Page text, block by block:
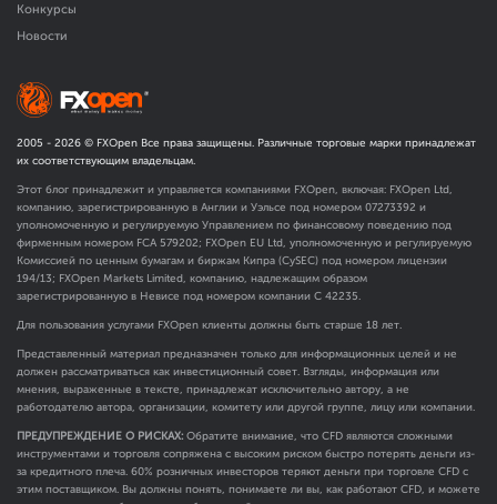
Конкурсы
Новости
2005 - 2026 © FXOpen Все права защищены. Различные торговые марки принадлежат
их соответствующим владельцам.
Этот блог принадлежит и управляется компаниями FXOpen, включая: FXOpen Ltd,
компанию, зарегистрированную в Англии и Уэльсе под номером 07273392 и
уполномоченную и регулируемую Управлением по финансовому поведению под
фирменным номером FCA 579202; FXOpen EU Ltd, уполномоченную и регулируемую
Комиссией по ценным бумагам и биржам Кипра (CySEC) под номером лицензии
194/13; FXOpen Markets Limited, компанию, надлежащим образом
зарегистрированную в Невисе под номером компании C 42235.
Для пользования услугами FXOpen клиенты должны быть старше 18 лет.
Представленный материал предназначен только для информационных целей и не
должен рассматриваться как инвестиционный совет. Взгляды, информация или
мнения, выраженные в тексте, принадлежат исключительно автору, а не
работодателю автора, организации, комитету или другой группе, лицу или компании.
ПРЕДУПРЕЖДЕНИЕ О РИСКАХ: Обратите внимание, что CFD являются сложными
инструментами и торговля сопряжена с высоким риском быстро потерять деньги из-
за кредитного плеча. 60% розничных инвесторов теряют деньги при торговле CFD с
этим поставщиком. Вы должны понять, понимаете ли вы, как работают CFD, и можете